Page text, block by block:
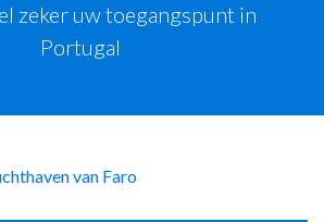
zeker uw toegangspunt in
Portugal
van Faro